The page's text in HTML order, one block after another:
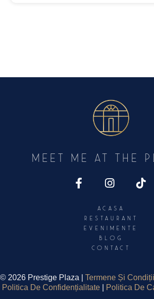
Meet Me At The
Acasa
Restaurant
Evenimente
Blog
Contact
© 2026 Prestige Plaza | Termene Și Condiții
Politica De Confidențialitate| Politica De